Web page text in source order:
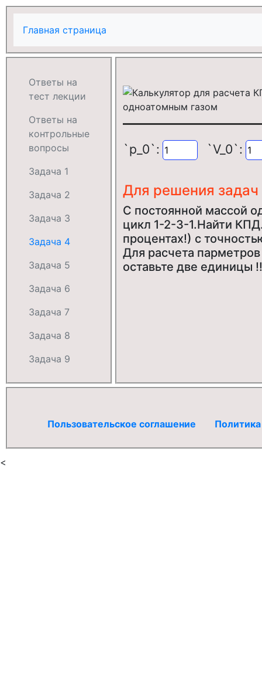
Главная страница
`p_0`: `V_0`:
Для решения
С постоянной массой
цикл 1-2-3-1.Найти
процентах!) с
Для расчета
оставьте две единицы
Ответы на
тест лекции
Ответы на
контрольные
вопросы
Задача 1
Задача 2
Задача 3
Задача 4
Задача 5
Задача 6
Задача 7
Задача 8
Задача 9
Пользовательское соглашение
<